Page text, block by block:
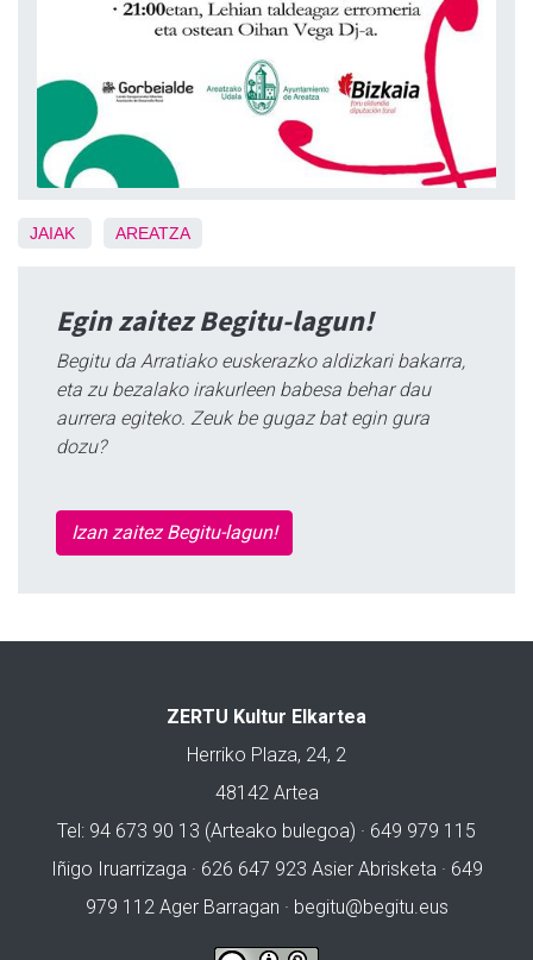
JAIAK AREATZA
Egin zaitez Begitu-lagun!
Begitu da Arratiako euskerazko aldizkari bakarra,
eta zu bezalako irakurleen babesa behar dau
aurrera egiteko. Zeuk be gugaz bat egin gura
dozu?
Izan zaitez Begitu-lagun!
ZERTU Kultur Elkartea
Herriko Plaza, 24, 2
48142 Artea
Tel: 94 673 90 13 (Arteako bulegoa) · 649 979 115
Iñigo Iruarrizaga · 626 647 923 Asier Abrisketa · 649
979 112 Ager Barragan · begitu@begitu.eus